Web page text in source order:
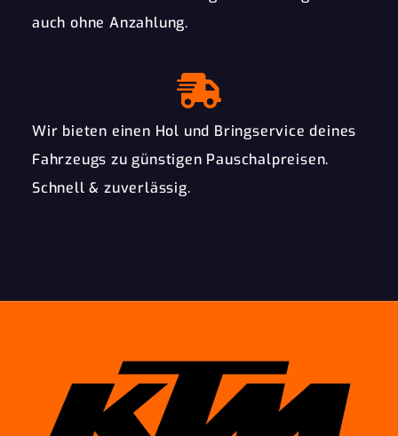
auch ohne Anzahlung.
Wir bieten einen Hol und Bringservice deines
Fahrzeugs zu günstigen Pauschalpreisen.
Schnell & zuverlässig.